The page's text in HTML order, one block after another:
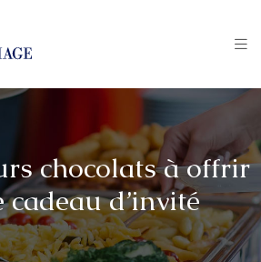
chocolats à offrir
cadeau d’invité